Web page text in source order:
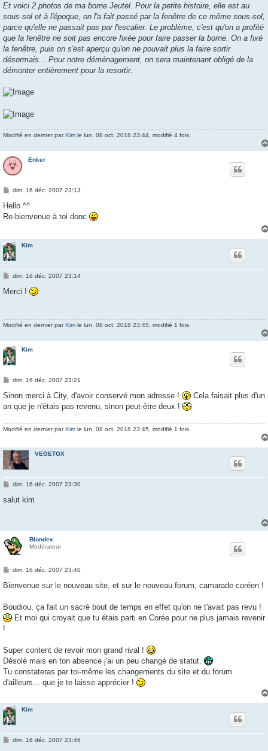
Et voici 2 photos de ma borne Jeutel. Pour la petite histoire, elle est au
sous-sol et à l'époque, on l'a fait passé par la fenêtre de ce même sous-sol,
parce qu'elle ne passait pas par l'escalier. Le problème, c'est qu'on a profité
que la fenêtre ne soit pas encore fixée pour faire passer la borne. On a fixé
la fenêtre, puis on s'est aperçu qu'on ne pouvait plus la faire sortir
désormais... Pour notre déménagement, on sera maintenant obligé de la
démonter entièrement pour la resortir.
Modifié en dernier parKim le lun. 08 oct. 2018 23:44, modifié 4 fois.
Enker
M
s
a
dim. 16 déc. 2007 23:13
Hello ^^
Re-bienvenue à toi donc
Kim
M
s
e
dim. 16 déc. 2007 23:14
Merci !
Modifié en dernier parKim le lun. 08 oct. 2018 23:45, modifié 1 fois.
Kim
M
s
a
e
dim. 16 déc. 2007 23:21
Sinon merci à City, d'avoir conservé mon adresse !
Cela faisait plus d'un
an que je n'étais pas revenu, sinon peut-être deux !
Modifié en dernier parKim le lun. 08 oct. 2018 23:45, modifié 1 fois.
VEGETOX
M
s
dim. 16 déc. 2007 23:30
salut kim
Blondex
Modérateur
M
s
g
dim. 16 déc. 2007 23:40
Bienvenue sur le nouveau site, et sur le nouveau forum, camarade coréen !
Boudiou, ça fait un sacré bout de temps en effet qu'on ne t'avait pas revu !
Et moi qui croyait que tu étais parti en Corée pour ne plus jamais revenir
!
Super content de revoir mon grand rival !
Désolé mais en ton absence j'ai un peu changé de statut.
Tu constateras par toi-même les changements du site et du forum
d'ailleurs... que je te laisse apprécier !
Kim
Mdim. 16 déc. 2007 23:46